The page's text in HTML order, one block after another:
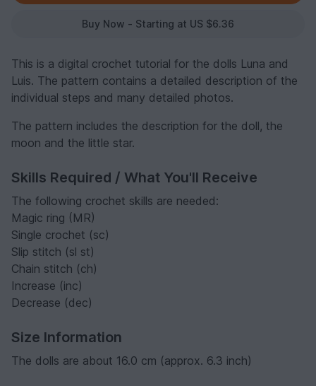
Buy Now - Starting at US $6.36
This is a digital crochet tutorial for the dolls Luna and
Luis. The pattern contains a detailed description of the
individual steps and many detailed photos.
The pattern includes the description for the doll, the
moon and the little star.
Skills Required / What You'll Receive
The following crochet skills are needed:
Magic ring (MR)
Single crochet (sc)
Slip stitch (sl st)
Chain stitch (ch)
Increase (inc)
Decrease (dec)
Size Information
The dolls are about 16.0 cm (approx. 6.3 inch)